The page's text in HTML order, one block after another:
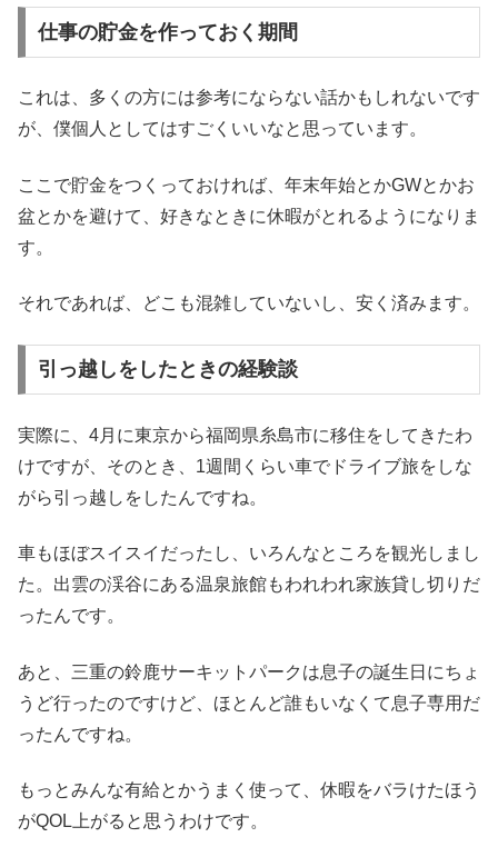
仕事の貯金を作っておく期間
これは、多くの方には参考にならない話かもしれないです
が、僕個人としてはすごくいいなと思っています。
ここで貯金をつくっておければ、年末年始とかGWとかお
盆とかを避けて、好きなときに休暇がとれるようになりま
す。
それであれば、どこも混雑していないし、安く済みます。
引っ越しをしたときの経験談
実際に、4月に東京から福岡県糸島市に移住をしてきたわ
けですが、そのとき、1週間くらい車でドライブ旅をしな
がら引っ越しをしたんですね。
車もほぼスイスイだったし、いろんなところを観光しまし
た。出雲の渓谷にある温泉旅館もわれわれ家族貸し切りだ
ったんです。
あと、三重の鈴鹿サーキットパークは息子の誕生日にちょ
うど行ったのですけど、ほとんど誰もいなくて息子専用だ
ったんですね。
もっとみんな有給とかうまく使って、休暇をバラけたほう
がQOL上がると思うわけです。